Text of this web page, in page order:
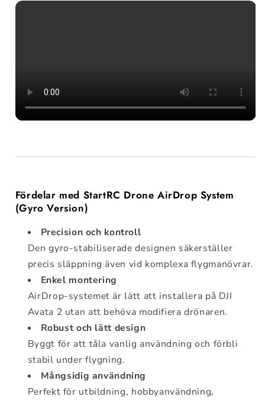
Fördelar med StartRC Drone AirDrop System
(Gyro Version)
Precision och kontroll
Den gyro-stabiliserade designen säkerställer
precis släppning även vid komplexa flygmanövrar.
Enkel montering
AirDrop-systemet är lätt att installera på DJI
Avata 2 utan att behöva modifiera drönaren.
Robust och lätt design
Byggt för att tåla vanlig användning och förbli
stabil under flygning.
Mångsidig användning
Perfekt för utbildning, hobbyanvändning,